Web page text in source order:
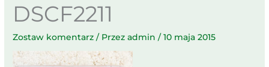
DSCF2211
Zostaw komentarz / Przezadmin/10 maja 2015